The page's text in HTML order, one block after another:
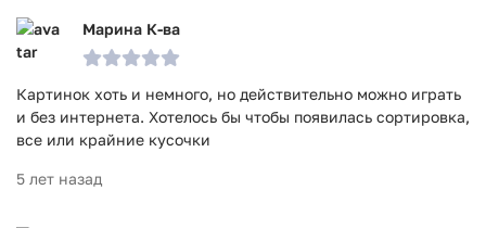
Марина К-ва
Картинок хоть и немного, но действительно можно играть
и без интернета. Хотелось бы чтобы появилась сортировка,
все или крайние кусочки
5 лет назад